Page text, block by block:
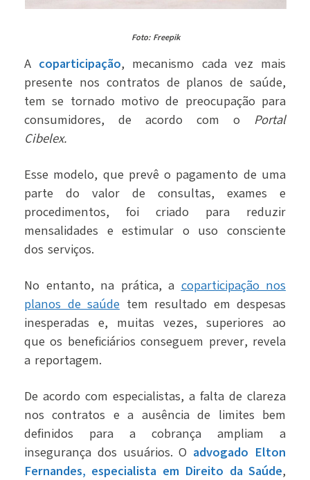
Foto: Freepik
A coparticipação, mecanismo cada vez mais
presente nos contratos de planos de saúde,
tem se tornado motivo de preocupação para
consumidores, de acordo com o Portal
Cibelex.
Esse modelo, que prevê o pagamento de uma
parte do valor de consultas, exames e
procedimentos, foi criado para reduzir
mensalidades e estimular o uso consciente
dos serviços.
No entanto, na prática, a coparticipação nos
planos de saúde tem resultado em despesas
inesperadas e, muitas vezes, superiores ao
que os beneficiários conseguem prever, revela
a reportagem.
De acordo com especialistas, a falta de clareza
nos contratos e a ausência de limites bem
definidos para a cobrança ampliam a
insegurança dos usuários. O advogado Elton
Fernandes, especialista em Direito da Saúde,